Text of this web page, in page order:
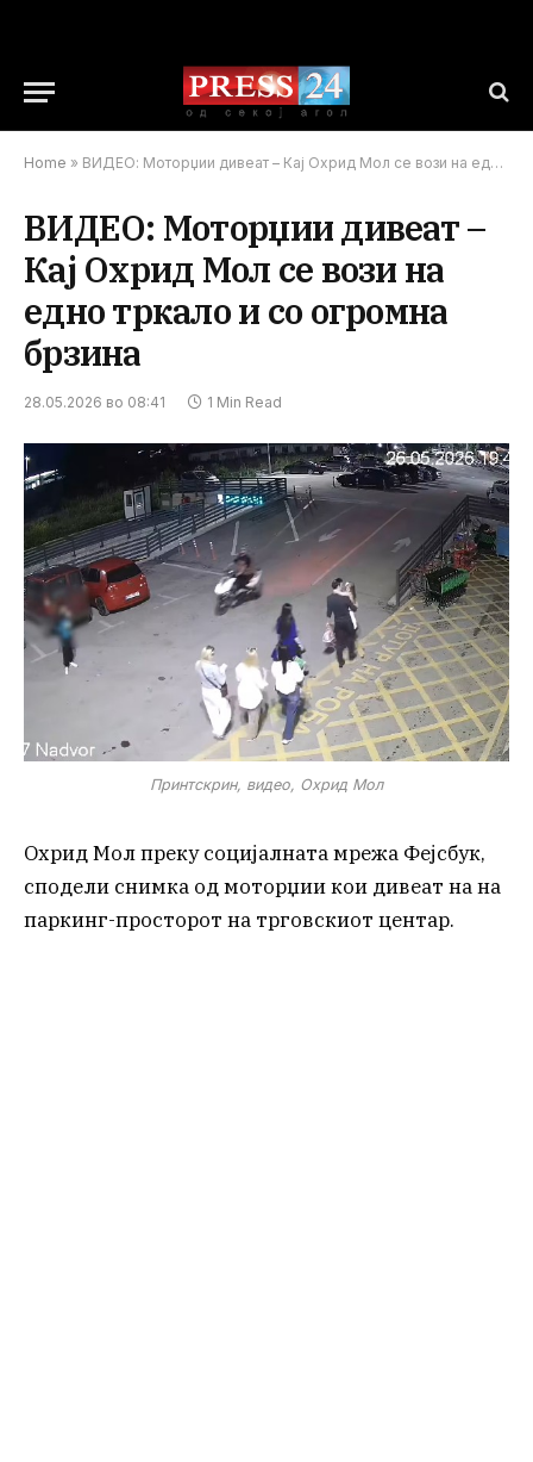
Home » ВИДЕО: Моторџии дивеат – Кај Охрид Мол се вози на едно тркало и со огромна брзина
ВИДЕО: Моторџии дивеат –
Кај Охрид Мол се вози на
едно тркало и со огромна
брзина
28.05.2026 во 08:41 1 Min Read
Принтскрин, видео, Охрид Мол
Охрид Мол преку социјалната мрежа Фејсбук,
сподели снимка од моторџии кои дивеат на на
паркинг-просторот на трговскиот центар.